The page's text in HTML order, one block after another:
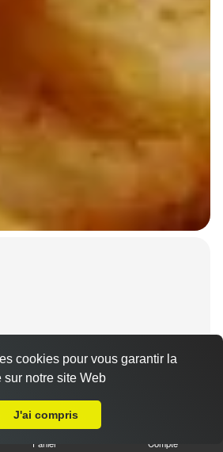
Panier Compte
cookies pour vous garantir la
notre site Web
J'ai compris